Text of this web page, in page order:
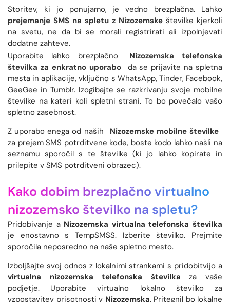
Storitev, ki jo ponujamo, je vedno brezplačna. Lahko
prejemanje SMS na spletu z Nizozemske številke kjerkoli
na svetu, ne da bi se morali registrirati ali izpolnjevati
dodatne zahteve.
Uporabite lahko brezplačno
Nizozemska telefonska
številka za enkratno uporabo
da se prijavite na spletna
mesta in aplikacije, vključno s WhatsApp, Tinder, Facebook,
GeeGee in Tumblr. Izogibajte se razkrivanju svoje mobilne
številke na kateri koli spletni strani. To bo povečalo vašo
spletno zasebnost.
Z uporabo enega od naših
Nizozemske mobilne številke
za prejem SMS potrditvene kode, boste kodo lahko našli na
seznamu sporočil s te številke (ki jo lahko kopirate in
prilepite v SMS potrditveni obrazec).
Kako dobim brezplačno virtualno
nizozemsko številko na spletu?
Pridobivanje a Nizozemska virtualna telefonska številka
je enostavno s TempSMSS. Izberite številko. Prejmite
sporočila neposredno na naše spletno mesto.
Izboljšajte svoj odnos z lokalnimi strankami s pridobitvijo a
virtualna nizozemska telefonska številka za vaše
podjetje. Uporabite virtualno lokalno številko za
vzpostavitev prisotnosti v Nizozemska. Pritegnil bo lokalne